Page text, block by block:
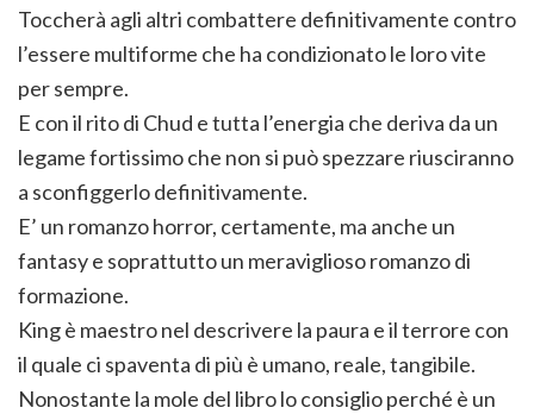
Toccherà agli altri combattere definitivamente contro
l’essere multiforme che ha condizionato le loro vite
per sempre.
E con il rito di Chud e tutta l’energia che deriva da un
legame fortissimo che non si può spezzare riusciranno
a sconfiggerlo definitivamente.
E’ un romanzo horror, certamente, ma anche un
fantasy e soprattutto un meraviglioso romanzo di
formazione.
King è maestro nel descrivere la paura e il terrore con
il quale ci spaventa di più è umano, reale, tangibile.
Nonostante la mole del libro lo consiglio perché è un